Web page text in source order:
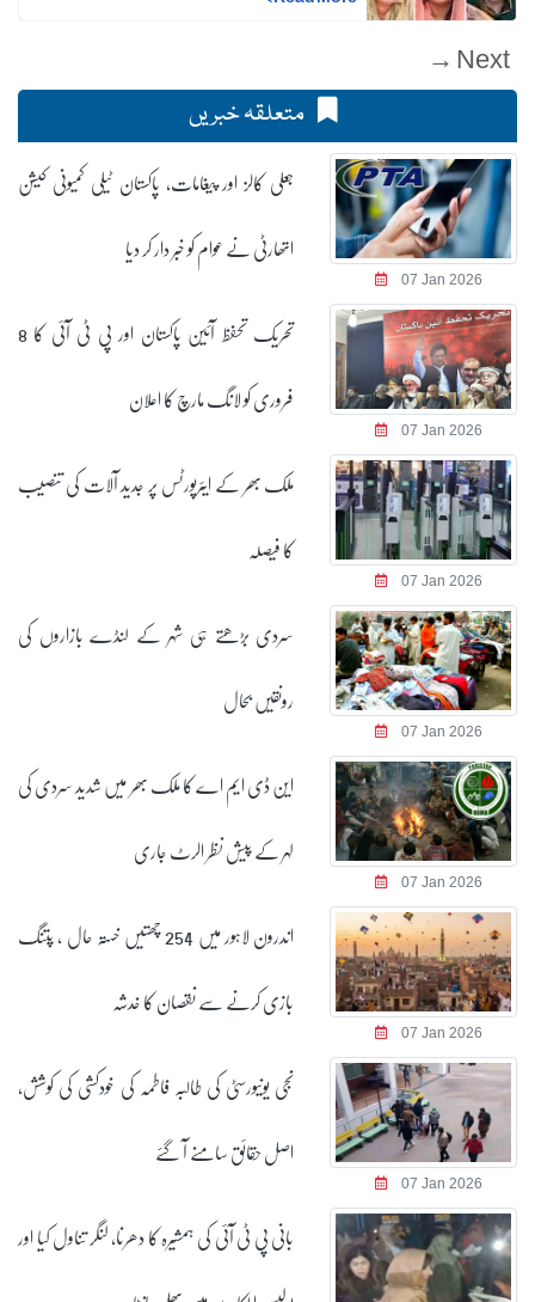
Next →
متعلقہ خبریں
07 Jan 2026
جعلی کالز اور پیغامات، پاکستان ٹیلی کمیونی کیشن
اتھارٹی نے عوام کو خبر دار کر دیا
07 Jan 2026
تحریک تحفظ آئین پاکستان اور پی ٹی آئی کا 8
فروری کو لانگ مارچ کا اعلان
07 Jan 2026
ملک بھر کے ایئرپورٹس پر جدید آلات کی تنصیب
کا فیصلہ
07 Jan 2026
سردی بڑھتے ہی شہر کے لنڈے بازاروں کی
رونقیں بحال
07 Jan 2026
این ڈی ایم اے کا ملک بھر میں شدید سردی کی
لہر کے پیش نظر الرٹ جاری
07 Jan 2026
اندرون لاہور میں 254 چھتیں خستہ حال ، پتنگ
بازی کرنے سے نقصان کا خدشہ
07 Jan 2026
نجی یونیورسٹی کی طالبہ فاطمہ کی خودکشی کی کوشش،
اصل حقائق سامنے آ گئے
بانی پی ٹی آئی کی ہمشیرہ کا دھرنا، لنگر تناول کیا اور